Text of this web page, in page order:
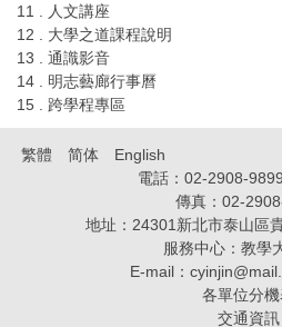
11 . 人文講座
12 . 大學之道課程說明
13 . 通識影音
14 . 明志藝廊行事曆
15 . 跨學程專區
繁體 简体
English
電話：02-2908-
傳真：02-
地址：24301新北市泰山區
服務中心：教學
E-mail：
各單位分機
交通資訊